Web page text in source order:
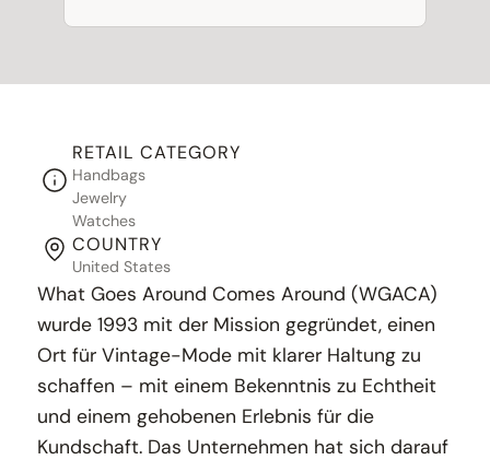
RETAIL CATEGORY
Handbags
Jewelry
Watches
COUNTRY
United States
What Goes Around Comes Around (WGACA)
wurde 1993 mit der Mission gegründet, einen
Ort für Vintage-Mode mit klarer Haltung zu
schaffen – mit einem Bekenntnis zu Echtheit
und einem gehobenen Erlebnis für die
Kundschaft. Das Unternehmen hat sich darauf